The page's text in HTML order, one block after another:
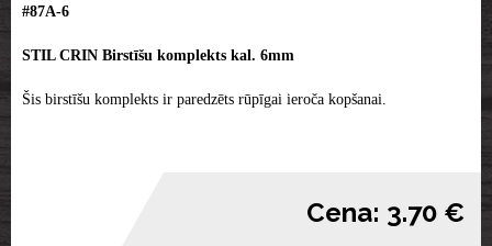
#87A-6
STIL CRIN Birstīšu komplekts kal. 6mm
Šis birstīšu komplekts ir paredzēts rūpīgai ieroča kopšanai.
Cena: 3.70 €